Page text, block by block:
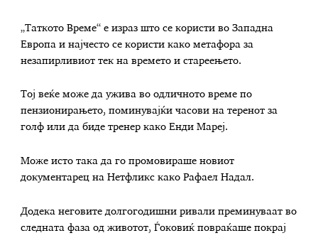
„Таткото Време“ е израз што се користи во Западна
Европа и најчесто се користи како метафора за
незапирливиот тек на времето и стареењето.
Тој веќе може да ужива во одличното време по
пензионирањето, поминувајќи часови на теренот за
голф или да биде тренер како Енди Мареј.
Може исто така да го промовираше новиот
документарец на Нетфликс како Рафаел Надал.
Додека неговите долгогодишни ривали преминуваат во
следната фаза од животот, Ѓоковиќ повраќаше покрај